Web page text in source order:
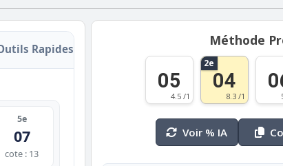
Rapides
5e
07
cote : 13
Méthode
05
4.5 /1
2e
04
8.3 /1
Voir % IA